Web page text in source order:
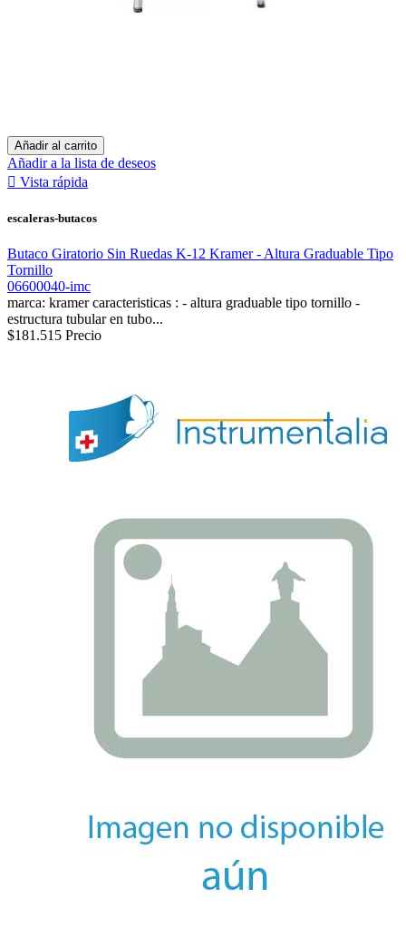
Añadir al carrito
Añadir a la lista de deseos
 Vista rápida
escaleras-butacos
Butaco Giratorio Sin Ruedas K-12 Kramer - Altura Graduable Tipo
Tornillo
06600040-imc
marca: kramer caracteristicas : - altura graduable tipo tornillo -
estructura tubular en tubo...
$181.515 Precio